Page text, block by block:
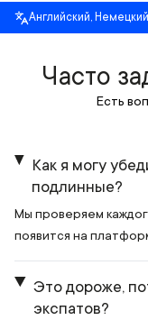
Английский,
Часто
Есть
Как я могу
подлинные?
Мы проверяем
появится на
Это дороже,
экспатов?